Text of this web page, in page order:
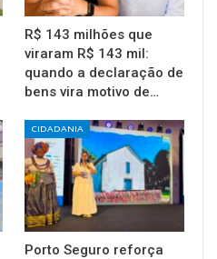
R$ 143 milhões que
viraram R$ 143 mil:
quando a declaração de
bens vira motivo de…
CIDADANIA
Porto Seguro reforça